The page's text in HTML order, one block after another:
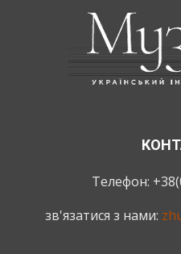
Телефон:
зв'язатися з нами: